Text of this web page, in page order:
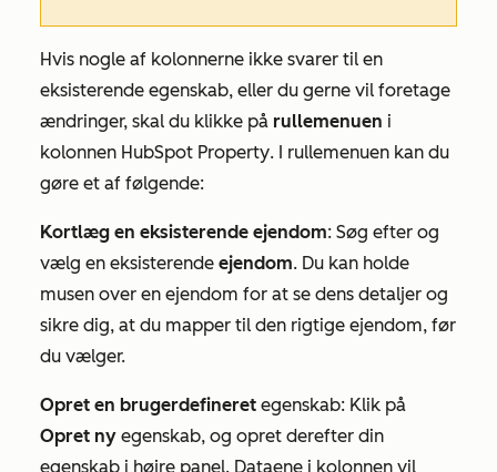
Hvis nogle af kolonnerne ikke svarer til en
eksisterende egenskab, eller du gerne vil foretage
ændringer, skal du klikke på rullemenuen i
kolonnen HubSpot Property. I rullemenuen kan du
gøre et af følgende:
Kortlæg en eksisterende ejendom: Søg efter og
vælg en eksisterende ejendom. Du kan holde
musen over en ejendom for at se dens detaljer og
sikre dig, at du mapper til den rigtige ejendom, før
du vælger.
Opret en brugerdefineret egenskab: Klik på
Opret ny egenskab, og opret derefter din
egenskab i højre panel. Dataene i kolonnen vil